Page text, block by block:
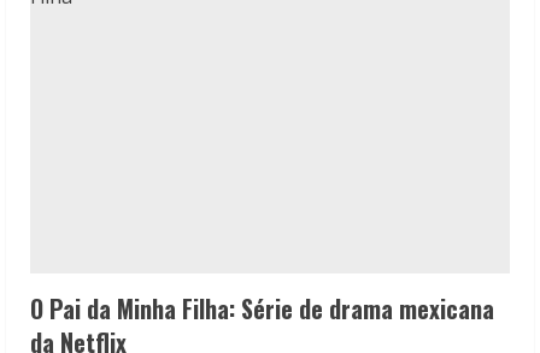
O Pai da Minha Filha: Série de drama mexicana
da Netflix